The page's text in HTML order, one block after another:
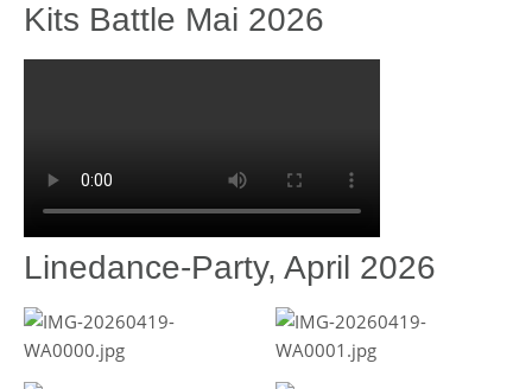
Kits Battle Mai 2026
Linedance-Party, April 2026